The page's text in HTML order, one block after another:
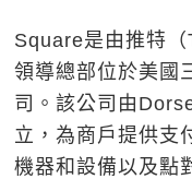
Square是由推特
領導總部位於美國
司。該公司由
立，為商戶提供支
機器和設備以及點